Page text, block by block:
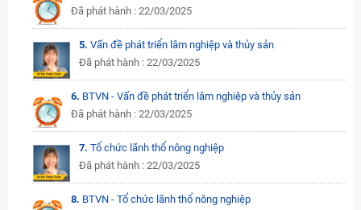
Đã phát hành : 22/03/2025
5. Vấn đề phát triển lâm nghiệp và thủy sản
Đã phát hành : 22/03/2025
6. BTVN - Vấn đề phát triển lâm nghiệp và thủy sản
Đã phát hành : 22/03/2025
7. Tổ chức lãnh thổ nông nghiệp
Đã phát hành : 22/03/2025
8. BTVN - Tổ chức lãnh thổ nông nghiệp